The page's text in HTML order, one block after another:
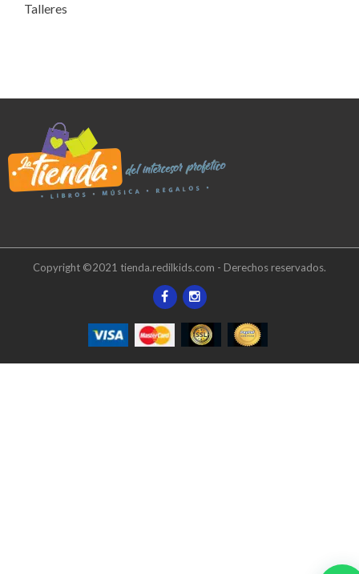
Talleres
Copyright ©2021 tienda.redilkids.com - Derechos reservados.